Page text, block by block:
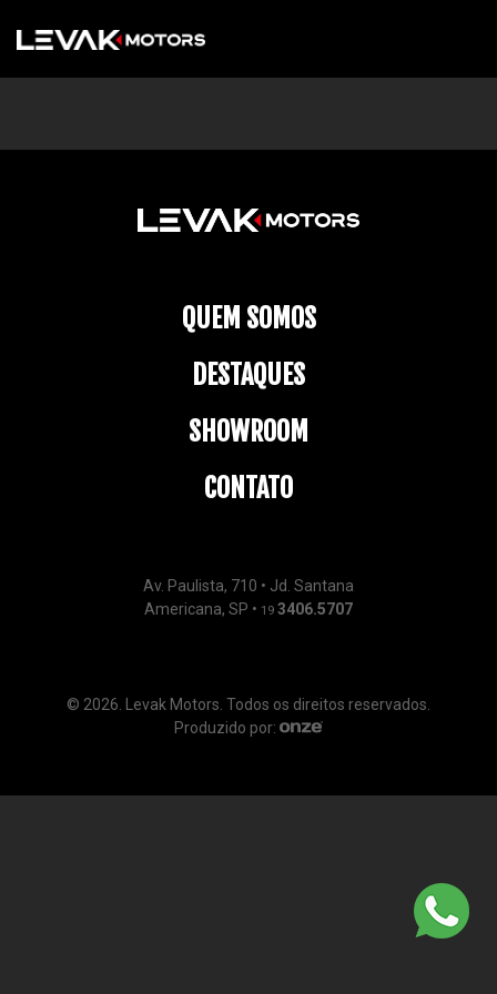
QUEM SOMOS
DESTAQUES
SHOWROOM
CONTATO
Av. Paulista, 710 • Jd. Santana
Americana, SP • 19 3406.5707
© 2026. Levak Motors. Todos os direitos reservados.
Produzido por: